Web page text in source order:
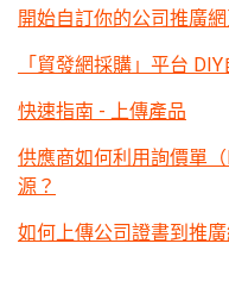
開始自訂你的公司推廣
「貿發網採購」平台
快速指南 - 上傳產品
供應商如何利用詢價單
源？
如何上傳公司證書到推